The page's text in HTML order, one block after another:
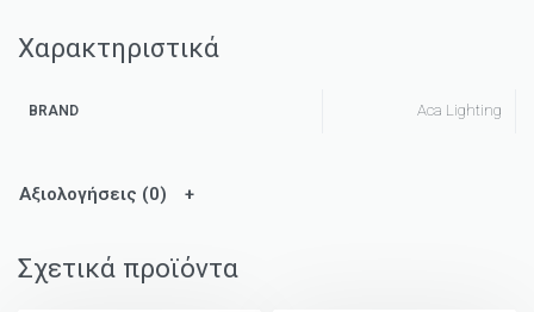
Χαρακτηριστικά
BRAND Aca Lighting
Αξιολογήσεις (0)
Σχετικά προϊόντα